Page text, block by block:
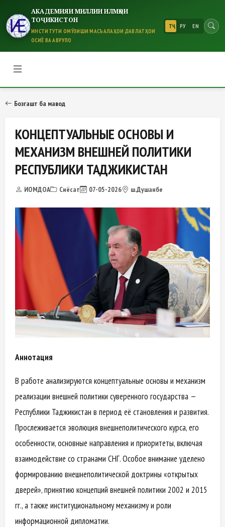
АКАДЕМИЯИ МИЛЛИИ ИЛМҲОИ
ТОҶИКИСТОН
ИНСТИТУТИ ОМӮЗИШИ МАСЪАЛАҲОИ ДАВЛАТҲОИ
ОСИЁ ВА АВРУПО
ТҶ РУ EN
КОНЦЕПТУАЛЬНЫЕ ОСНОВЫ И
Бозгашт ба мавод
КОНЦЕПТУАЛЬНЫЕ ОСНОВЫ И
МЕХАНИЗМ ВНЕШНЕЙ ПОЛИТИКИ
РЕСПУБЛИКИ ТАДЖИКИСТАН
ИОМДОА Сиёсат 07-05-2026 ш.Душанбе
Аннотация
В работе анализируются концептуальные основы и механизм
реализации внешней политики суверенного государства —
Республики Таджикистан в период её становления и развития.
Прослеживается эволюция внешнеполитического курса, его
особенности, основные направления и приоритеты, включая
взаимодействие со странами СНГ. Особое внимание уделено
формированию внешнеполитической доктрины «открытых
дверей», принятию концепций внешней политики 2002 и 2015
гг., а также институциональному механизму и роли
информационной дипломатии.